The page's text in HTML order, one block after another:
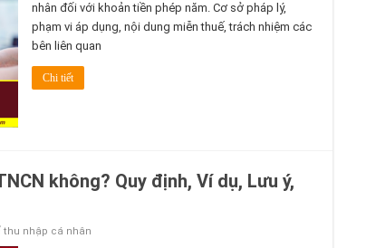
nhân đối với khoản tiền phép năm. Cơ sở pháp lý,
phạm vi áp dụng, nội dung miễn thuế, trách nhiệm các
bên liên quan
Chi tiết
không? Quy định, Ví dụ, Lưu ý,
thu nhập cá nhân